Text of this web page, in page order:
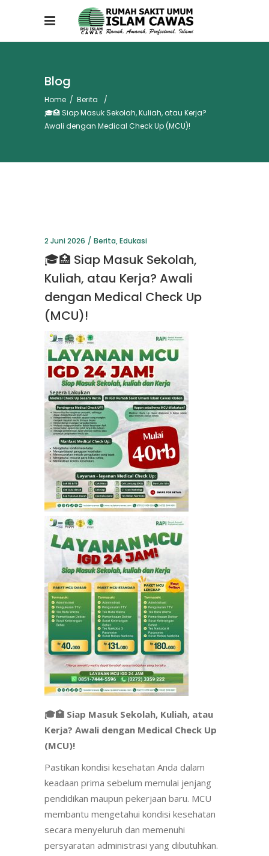
Blog
Home / Berita
/
🎓🏥 Siap Masuk Sekolah, Kuliah, atau Kerja?
Awali dengan Medical Check Up (MCU)!
2 Juni 2026 Berita,Edukasi
🎓🏥 Siap Masuk Sekolah,
Kuliah, atau Kerja? Awali
dengan Medical Check Up
(MCU)!
🎓🏥 Siap Masuk Sekolah, Kuliah, atau
Kerja? Awali dengan Medical Check Up
(MCU)!
Pastikan kondisi kesehatan Anda dalam
keadaan prima sebelum memulai jenjang
pendidikan maupun pekerjaan baru. MCU
membantu mengetahui kondisi kesehatan
secara menyeluruh dan memenuhi
persyaratan administrasi yang dibutuhkan.